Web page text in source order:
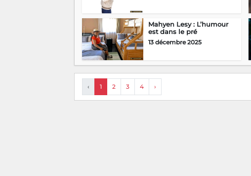
Mahyen Lesy : L’humour
est dans le pré
13 décembre 2025
‹ 1 2 3 4 ›